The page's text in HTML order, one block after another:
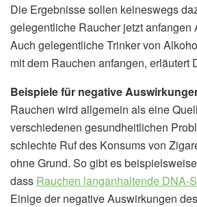
Die Ergebnisse sollen keineswegs
gelegentliche Raucher jetzt anfangen
Auch gelegentliche Trinker von
mit dem Rauchen anfangen, erläutert
Beispiele für negative
Rauchen wird allgemein als eine
verschiedenen gesundheitlichen
schlechte Ruf des Konsums von
ohne Grund. So gibt es
dass Rauchen langanhaltende DNA-
Einige der negative Auswirkungen